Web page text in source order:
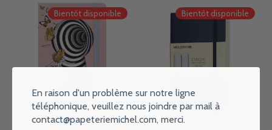
Bientôt disponible Bientôt disponible
En raison d'un problème sur notre ligne
téléphonique, veuillez nous joindre par mail à
contact@papeteriemichel.com, merci.